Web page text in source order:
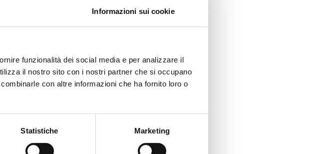
Informazioni sui cookie
funzionalità dei social media e per analizzare il
il nostro sito con i nostri partner che si occupano
con altre informazioni che ha fornito loro o
Statistiche Marketing